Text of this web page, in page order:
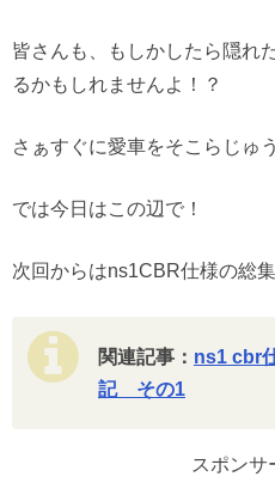
皆さんも、もしかしたら隠れ
るかもしれませんよ！？
さぁすぐに愛車をそこらじゅ
では今日はこの辺で！
次回からはns1CBR仕様の総
関連記事： ns1 cbr
記 その1
スポンサ